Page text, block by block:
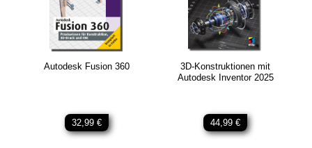
Autodesk Fusion 360
32,99 €
3D-Konstruktionen mit
Autodesk Inventor 2025
44,99 €